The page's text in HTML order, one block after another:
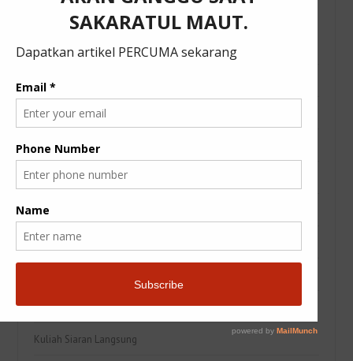
Categories
Artikel
Belajar Bahasa Arab
Berita Semasa
Buku
Fatehteam Nota Kuliah
JomToJannah
JomToJannah
Kisah Teladan
Kuliah Siaran Langsung